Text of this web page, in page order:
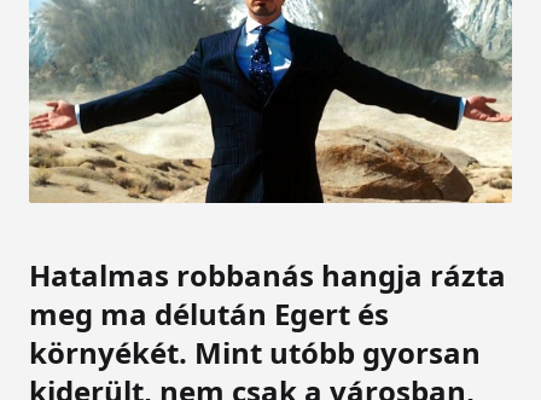
Hatalmas robbanás hangja rázta
meg ma délután Egert és
környékét. Mint utóbb gyorsan
kiderült, nem csak a városban,